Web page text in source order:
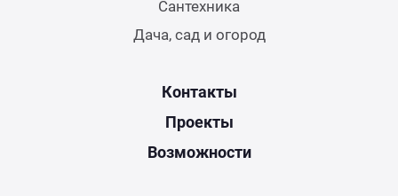
Сантехника
Дача, сад и огород
Контакты
Проекты
Возможности